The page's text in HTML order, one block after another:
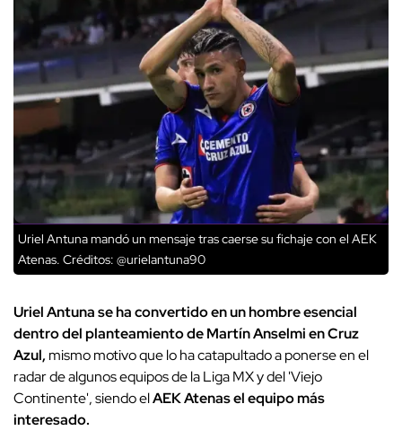
Uriel Antuna mandó un mensaje tras caerse su fichaje con el AEK
Atenas. Créditos: @urielantuna90
Uriel Antuna se ha convertido en un hombre esencial
dentro del planteamiento de Martín Anselmi en Cruz
Azul, mismo motivo que lo ha catapultado a ponerse en el
radar de algunos equipos de la Liga MX y del 'Viejo
Continente', siendo elAEK Atenas el equipo más
interesado.